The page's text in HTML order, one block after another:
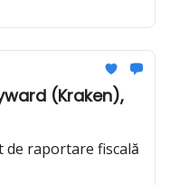
(Kraken),
de raportare fiscală